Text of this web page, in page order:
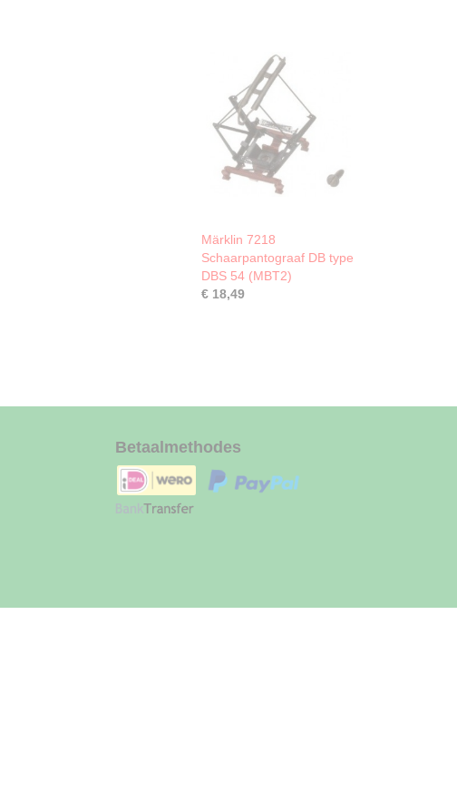
Märklin 7218
Schaarpantograaf DB type
DBS 54 (MBT2)
€ 18,49
Betaalmethodes